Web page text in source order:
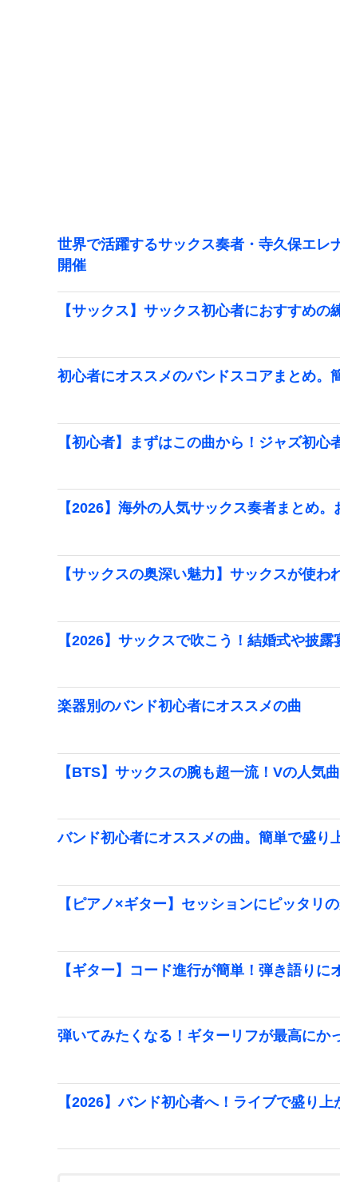
世界で活躍するサックス奏者・寺久保エレ
開催
【サックス】サックス初心者におすすめ
初心者にオススメのバンドスコアまとめ。
【初心者】まずはこの曲から！ジャズ初心
【2026】海外の人気サックス奏者まとめ
【サックスの奥深い魅力】サックスが使わ
【2026】サックスで吹こう！結婚式や披
楽器別のバンド初心者にオススメの曲
【BTS】サックスの腕も超一流！Vの人気
バンド初心者にオススメの曲。簡単で盛り
【ピアノ×ギター】セッションにピッタリ
【ギター】コード進行が簡単！弾き語りに
弾いてみたくなる！ギターリフが最高にか
【2026】バンド初心者へ！ライブで盛り